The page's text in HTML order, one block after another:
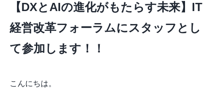
【DXとAIの進化がもたらす未来】IT
経営改革フォーラムにスタッフとし
て参加します！！
こんにちは。